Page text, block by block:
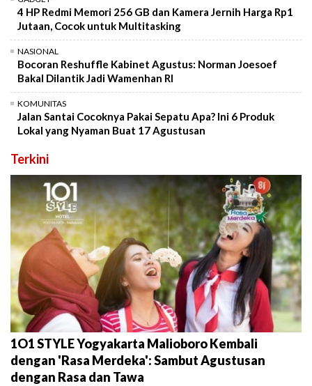
4 HP Redmi Memori 256 GB dan Kamera Jernih Harga Rp1
Jutaan, Cocok untuk Multitasking
NASIONAL
Bocoran Reshuffle Kabinet Agustus: Norman Joesoef
Bakal Dilantik Jadi Wamenhan RI
KOMUNITAS
Jalan Santai Cocoknya Pakai Sepatu Apa? Ini 6 Produk
Lokal yang Nyaman Buat 17 Agustusan
Terkini
1O1 STYLE Yogyakarta Malioboro Kembali
dengan 'Rasa Merdeka': Sambut Agustusan
dengan Rasa dan Tawa